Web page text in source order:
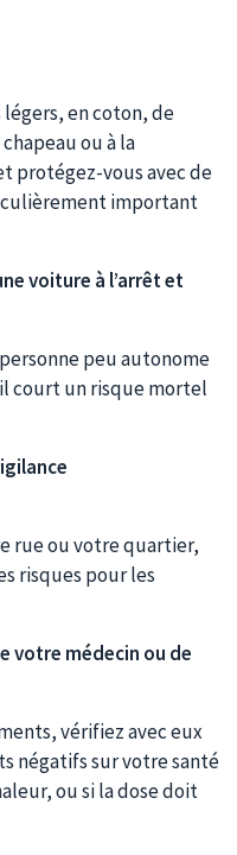
en coton, de
ou à la
protégez-vous avec de
important
voiture à l’arrêt et
peu autonome
court un risque mortel
rue ou votre quartier,
risques pour les
votre médecin ou de
vérifiez avec eux
négatifs sur votre santé
ou si la dose doit